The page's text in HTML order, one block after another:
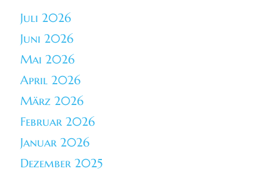
Juli 2026
Juni 2026
Mai 2026
April 2026
März 2026
Februar 2026
Januar 2026
Dezember 2025